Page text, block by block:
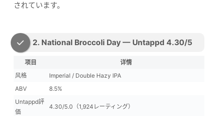
されています。
2. National Broccoli Day — Untappd 4.30/5
项目
详情
风格
Imperial / Double Hazy IPA
ABV
8.5%
Untappd評
価
4.30/5.0（1,924レーティング）